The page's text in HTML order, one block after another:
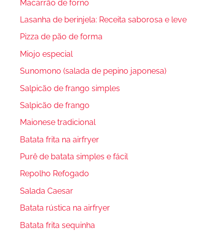
Macarrão de forno
Lasanha de berinjela: Receita saborosa e leve
Pizza de pão de forma
Miojo especial
Sunomono (salada de pepino japonesa)
Salpicão de frango simples
Salpicão de frango
Maionese tradicional
Batata frita na airfryer
Purê de batata simples e fácil
Repolho Refogado
Salada Caesar
Batata rústica na airfryer
Batata frita sequinha